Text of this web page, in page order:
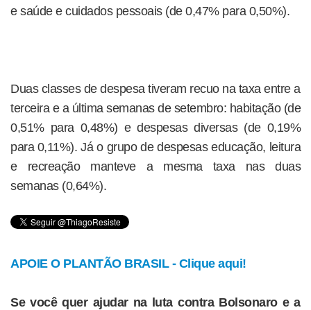
e saúde e cuidados pessoais (de 0,47% para 0,50%).
Duas classes de despesa tiveram recuo na taxa entre a
terceira e a última semanas de setembro: habitação (de
0,51% para 0,48%) e despesas diversas (de 0,19%
para 0,11%). Já o grupo de despesas educação, leitura
e recreação manteve a mesma taxa nas duas
semanas (0,64%).
APOIE O PLANTÃO BRASIL - Clique aqui!
Se você quer ajudar na luta contra Bolsonaro e a